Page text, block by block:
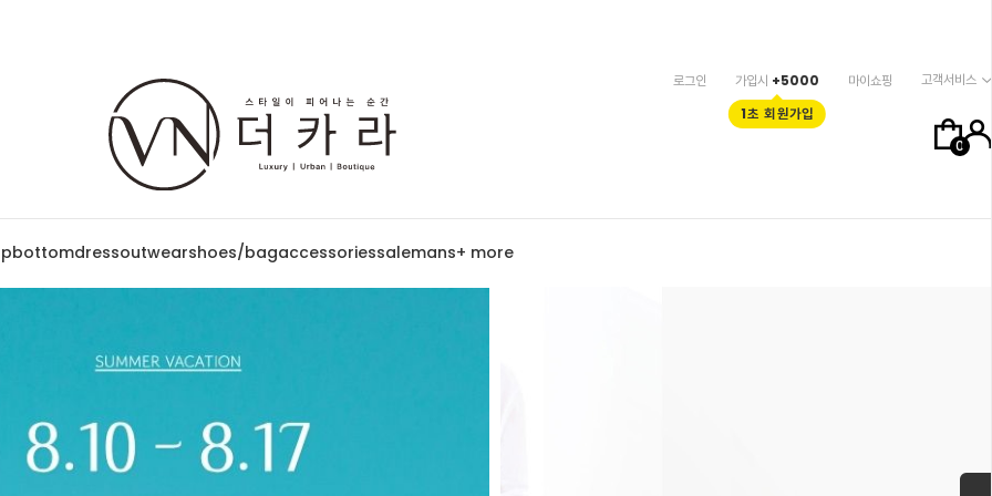
0
로그인 가입시 +5000
1초 회원가입
마이쇼핑 고객서비스
bottomdressoutwearshoes/bagaccessoriessalemans+ more